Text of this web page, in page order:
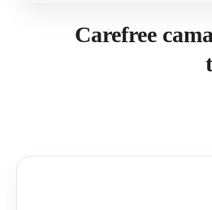
Carefree